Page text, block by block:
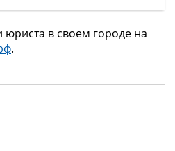
в своем городе на
.